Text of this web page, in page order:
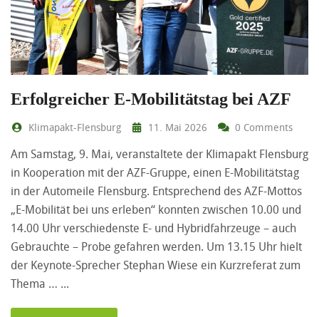
Erfolgreicher E-Mobilitätstag bei AZF
Klimapakt-Flensburg 11. Mai 2026 0 Comments
Am Samstag, 9. Mai, veranstaltete der Klimapakt Flensburg
in Kooperation mit der AZF-Gruppe, einen E-Mobilitätstag
in der Automeile Flensburg. Entsprechend des AZF-Mottos
„E-Mobilität bei uns erleben“ konnten zwischen 10.00 und
14.00 Uhr verschiedenste E- und Hybridfahrzeuge – auch
Gebrauchte – Probe gefahren werden. Um 13.15 Uhr hielt
der Keynote-Sprecher Stephan Wiese ein Kurzreferat zum
Thema …